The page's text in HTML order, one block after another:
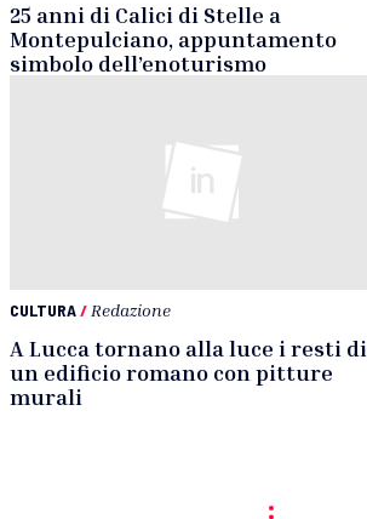
25 anni di Calici di Stelle a
Montepulciano, appuntamento
simbolo dell’enoturismo
CULTURA/ Redazione
A Lucca tornano alla luce i resti di
un edificio romano con pitture
murali